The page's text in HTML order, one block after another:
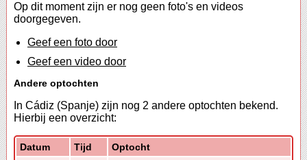
Op dit moment zijn er nog geen foto's en videos
doorgegeven.
Geef een foto door
Geef een video door
Andere optochten
In Cádiz (Spanje) zijn nog 2 andere optochten bekend.
Hierbij een overzicht:
Datum Tijd Optocht